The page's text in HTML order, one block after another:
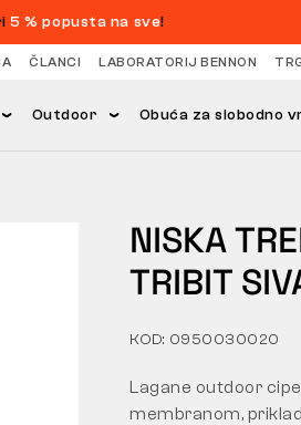
5 % popusta na sve!
ČLANCI LABORATORIJ BENNON
Outdoor Obuća za slobodno
NISKA
TRIBIT
KOD: 0950030020
Lagane outdoor
membranom,